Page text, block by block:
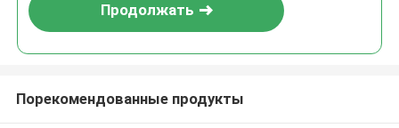
Продолжать
Порекомендованные продукты